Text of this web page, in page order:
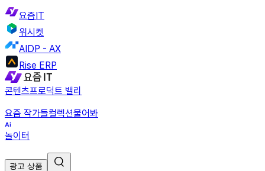
요즘IT
위시켓
AIDP - AX
Rise ERP
콘텐츠프로덕트 밸리
요즘 작가들컬렉션물어봐
놀이터
광고 상품